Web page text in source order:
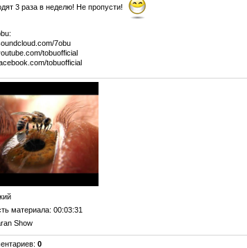
3 раза в неделю! Не пропусти!
7obu
tobuofficial
tobuofficial
материала: 00:03:31
Show
: 0